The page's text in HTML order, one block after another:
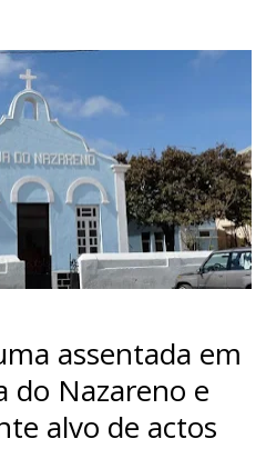
assentada em
do Nazareno e
alvo de actos